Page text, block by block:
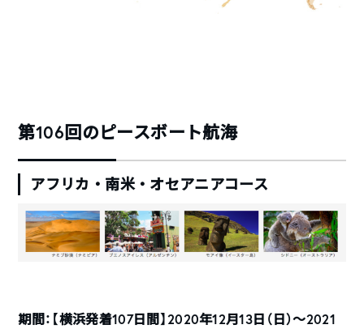
第106回のピースボート航海
アフリカ・南米・オセアニアコース
期間：【横浜発着107日間】2020年12月13日（日）〜2021